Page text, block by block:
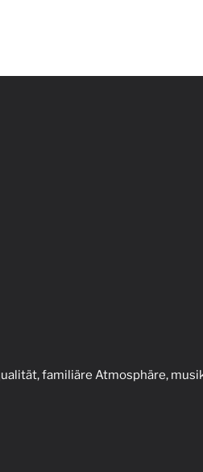
familiäre Atmosphäre,